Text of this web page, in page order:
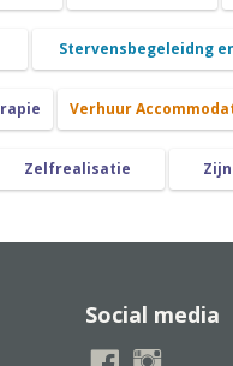
Stervensbegeleidng
Verhuur
Zelfrealisatie
Social media